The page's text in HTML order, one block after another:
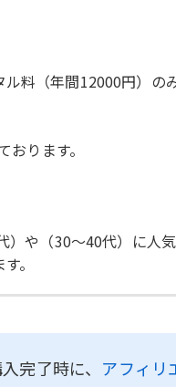
料（年間12000円）のみ
ります。
や（30～40代）に人気
。
完了時に、 アフィリ